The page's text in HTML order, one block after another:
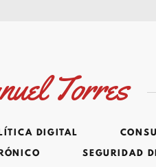
Torres
DIGITAL
SEGURIDAD